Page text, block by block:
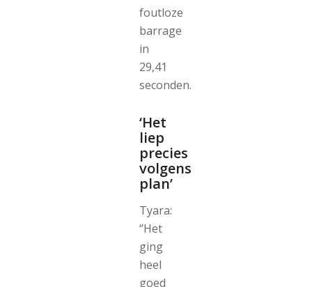
foutloze
barrage
in
29,41
seconden.
‘Het
liep
precies
volgens
plan’
Tyara:
‘’Het
ging
heel
goed